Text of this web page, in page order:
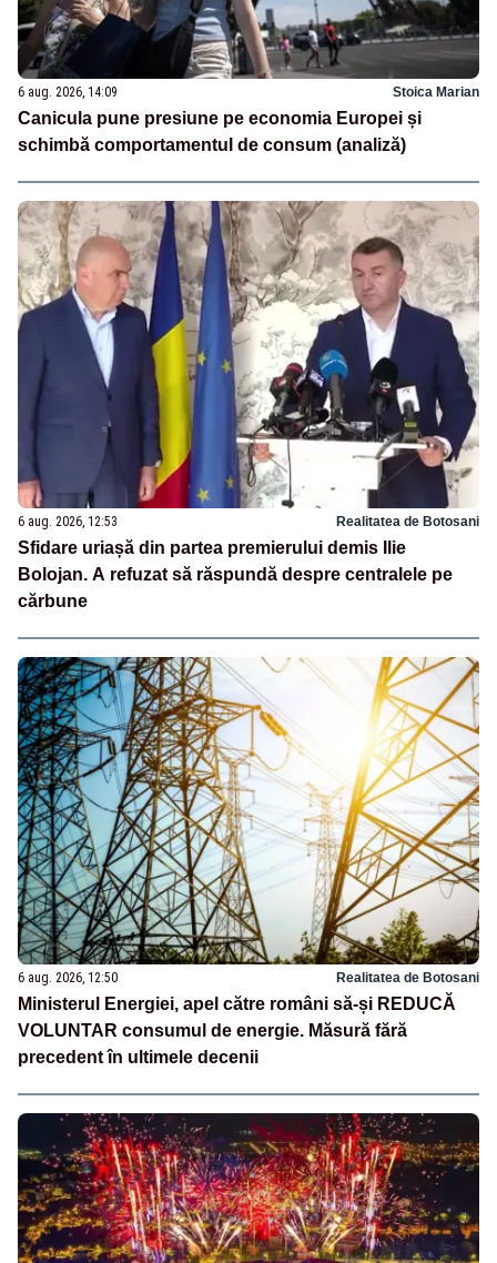
6 aug. 2026, 14:09 Stoica Marian
Canicula pune presiune pe economia Europei și
schimbă comportamentul de consum (analiză)
6 aug. 2026, 12:53 Realitatea de Botosani
Sfidare uriașă din partea premierului demis Ilie
Bolojan. A refuzat să răspundă despre centralele pe
cărbune
6 aug. 2026, 12:50 Realitatea de Botosani
Ministerul Energiei, apel către români să-și REDUCĂ
VOLUNTAR consumul de energie. Măsură fără
precedent în ultimele decenii